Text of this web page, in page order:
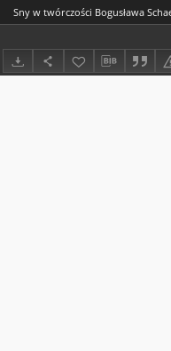
Sny w twórczości Bogusława